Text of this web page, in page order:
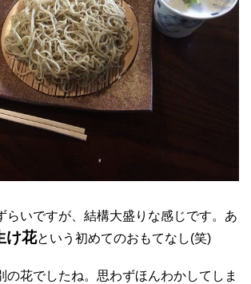
らいですが、結構大盛りな感じです。あ
け花という初めてのおもてなし(笑)
の花でしたね。思わずほんわかしてしま